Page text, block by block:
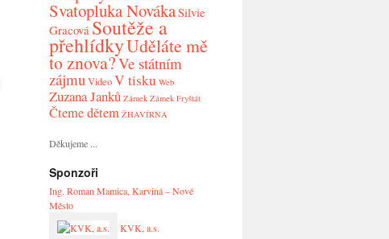
Svatopluka NovákaSilvie
Gracová Soutěže a
přehlídkyUděláte mě
to znova?Ve státním
zájmuVideoV tisku Web
Zuzana Janků Zámek Zámek Fryštát
Čteme dětem ŽHAVÍRNA
Děkujeme ...
Sponzoři
Ing. Roman Mamica, Karviná – Nové
Město
KVK, a.s.